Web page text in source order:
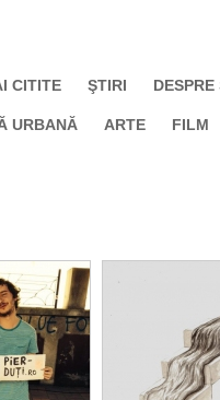
CITITE ŞTIRI DESPRE
URBANĂ ARTE FILM